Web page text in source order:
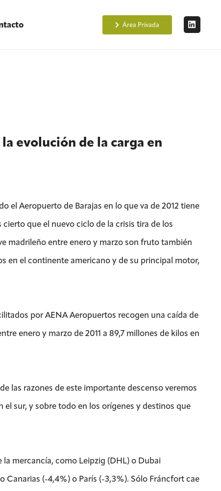
Área Privada
evolución de la carga en
el Aeropuerto de Barajas en lo que va de 2012 tiene
que el nuevo ciclo de la crisis tira de los
madrileño entre enero y marzo son fruto también
en el continente americano y de su principal motor,
por AENA Aeropuertos recogen una caída de
enero y marzo de 2011 a 89,7 millones de kilos en
las razones de este importante descenso veremos
sur, y sobre todo en los orígenes y destinos que
mercancía, como Leipzig (DHL) o Dubai
Canarias (-4,4%) o París (-3,3%). Sólo Fráncfort cae